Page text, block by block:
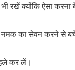
रखें क्योंकि ऐसा करना
का सेवन करने से
कर लें।